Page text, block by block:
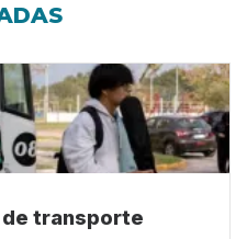
de transporte